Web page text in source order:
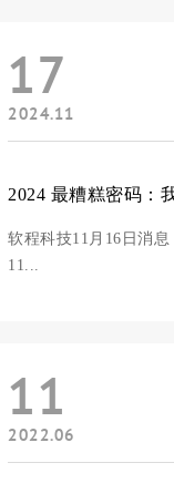
17
2024.11
软程科技11月16日消息
11...
11
2022.06